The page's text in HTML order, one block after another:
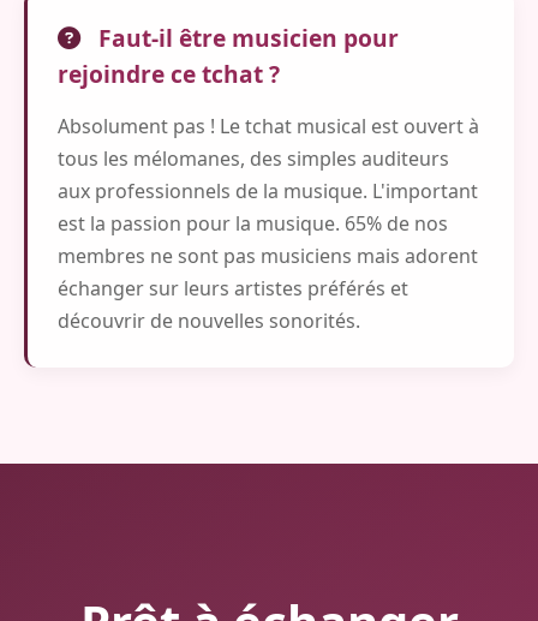
Faut-il être musicien pour
rejoindre ce tchat ?
Absolument pas ! Le tchat musical est ouvert à
tous les mélomanes, des simples auditeurs
aux professionnels de la musique. L'important
est la passion pour la musique. 65% de nos
membres ne sont pas musiciens mais adorent
échanger sur leurs artistes préférés et
découvrir de nouvelles sonorités.